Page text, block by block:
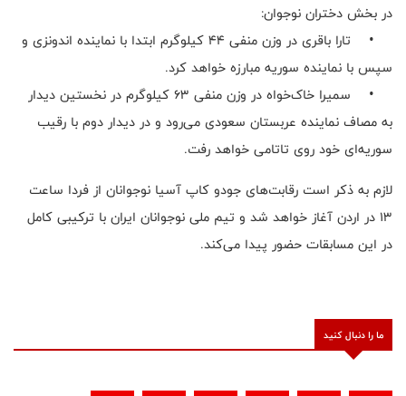
در بخش دختران نوجوان:
• تارا باقری در وزن منفی ۴۴ کیلوگرم ابتدا با نماینده اندونزی و
سپس با نماینده سوریه مبارزه خواهد کرد.
• سمیرا خاک‌خواه در وزن منفی ۶۳ کیلوگرم در نخستین دیدار
به مصاف نماینده عربستان سعودی می‌رود و در دیدار دوم با رقیب
سوریه‌ای خود روی تاتامی خواهد رفت.
لازم به ذکر است رقابت‌های جودو کاپ آسیا نوجوانان از فردا ساعت
۱۳ در اردن آغاز خواهد شد و تیم ملی نوجوانان ایران با ترکیبی کامل
در این مسابقات حضور پیدا می‌کند.
ما را دنبال کنید